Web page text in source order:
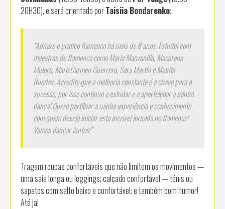
20H30), e será orientado porTaisiia Bondarenko:
“Admiro e pratico flamenco há mais de 8 anos. Estudei com
maestras de flamenco como Maria Manzanilla, Macarena
Mulero, MarieСarmen Guerrero, Sara Martín e Monita
Ruedas. Acredito que a melhoria constante é a chave para o
sucesso, por isso continuo a estudar e a aperfeiçoar a minha
dança! Quero partilhar a minha experiência e conhecimento
com quem deseja iniciar esta incrível jornada no flamenco!
Vamos dançar juntos!”
Tragam roupas confortáveis que não limitem os movimentos —
uma saia longa ou leggings; calçado confortável — ténis ou
sapatos com salto baixo e confortável; e também bom humor!
Até ja!